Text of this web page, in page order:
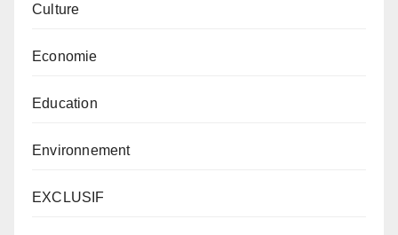
Culture
Economie
Education
Environnement
EXCLUSIF